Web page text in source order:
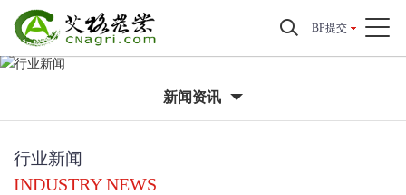
BP提交
新闻资讯
行业新闻
INDUSTRY NEWS